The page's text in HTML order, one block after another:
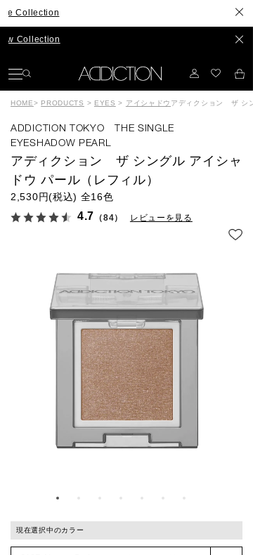
HOME> PRODUCTS > EYES > アイシャドウ アディクション ザ シ
ADDICTION TOKYO THE SINGLE
EYESHADOW PEARL
アディクション ザ シングル アイシャ
ドウ パール（レフィル）
2,530円(税込) 全16色
4.7 （84） レビューを見る
現在選択中のカラー